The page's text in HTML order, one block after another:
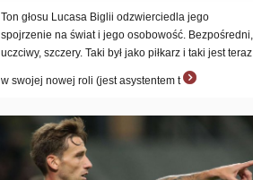
Ton głosu Lucasa Biglii odzwierciedla jego
spojrzenie na świat i jego osobowość. Bezpośredni,
uczciwy, szczery. Taki był jako piłkarz i taki jest teraz
w swojej nowej roli (jest asystentem t